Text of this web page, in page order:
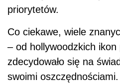
priorytetów.
Co ciekawe, wiele
– od hollywoodzkich
zdecydowało się na
swoimi oszczędnościami.